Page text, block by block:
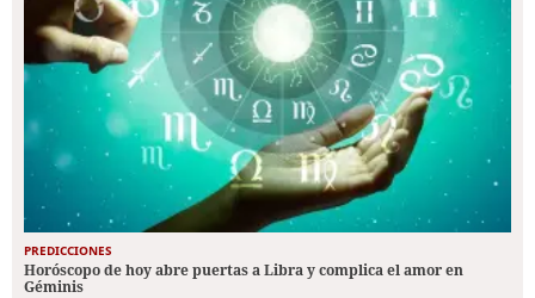
PREDICCIONES
Horóscopo de hoy abre puertas a Libra y complica el amor en
Géminis